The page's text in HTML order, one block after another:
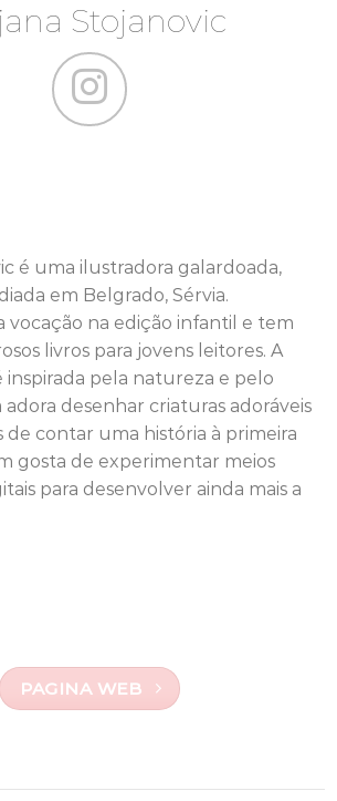
Stojanovic
é uma ilustradora galardoada,
em Belgrado, Sérvia.
vocação na edição infantil e tem
livros para jovens leitores. A
inspirada pela natureza e pelo
adora desenhar criaturas adoráveis
de contar uma história à primeira
gosta de experimentar meios
para desenvolver ainda mais a
PAGINA WEB